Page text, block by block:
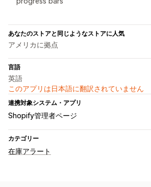
あなたのストアと同じようなストアに人気
アメリカに拠点
言語
英語
このアプリは日本語に翻訳されていません
連携対象システム・アプリ
Shopify管理者ページ
カテゴリー
在庫アラート